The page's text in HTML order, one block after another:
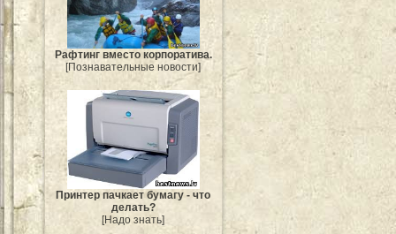
Рафтинг вместо корпоратива.
[Познавательные новости]
Принтер пачкает бумагу - что
делать?
[Надо знать]